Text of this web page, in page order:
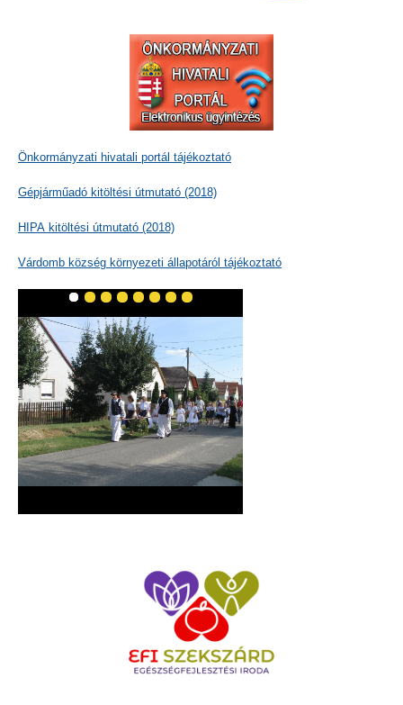
Önkormányzati hivatali portál tájékoztató
Gépjárműadó kitöltési útmutató (2018)
HIPA kitöltési útmutató (2018)
Várdomb község környezeti állapotáról tájékoztató